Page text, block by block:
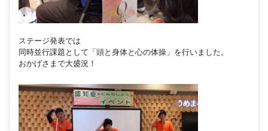
ステージ発表では
同時並行課題として「頭と身体と心の体操」を行いました。
おかげさまで大盛況！